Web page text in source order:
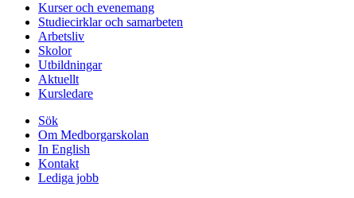
Kurser och evenemang
Studiecirklar och samarbeten
Arbetsliv
Skolor
Utbildningar
Aktuellt
Kursledare
Sök
Om Medborgarskolan
In English
Kontakt
Lediga jobb